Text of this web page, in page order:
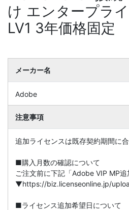
け エンタープラ
LV1 3年価格固定
メーカー名
Adobe
注意事項
追加ライセンスは既存契約期間に
■購入月数の確認について
ご注文前に下記「Adobe VIP MP
▼https://biz.licenseonline.jp/
■ライセンス追加希望日について